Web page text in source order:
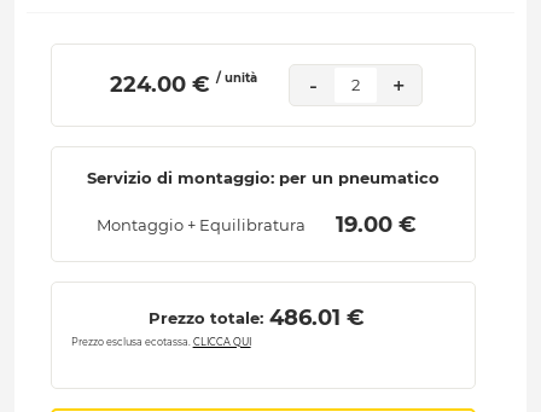
224.00 € / unità - 2 +
Servizio di montaggio: per un pneumatico
Montaggio + Equilibratura 19.00 €
Prezzo totale: 486.01 €
Prezzo esclusa ecotassa. CLICCA QUI